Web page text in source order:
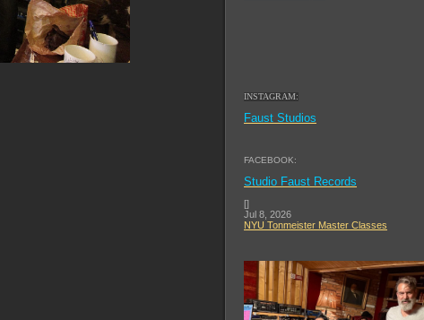
INSTAGRAM:
Faust Studios
FACEBOOK:
Studio Faust Records
[]
Jul 8, 2026
NYU Tonmeister Master Classes